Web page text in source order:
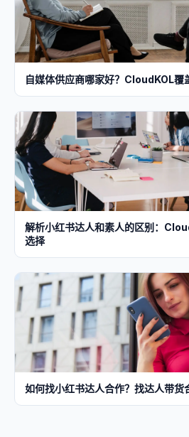
自媒体供应商哪家好？CloudKOL
解析小红书达人和素人的区别：
选择
如何找小红书达人合作？找达人带货